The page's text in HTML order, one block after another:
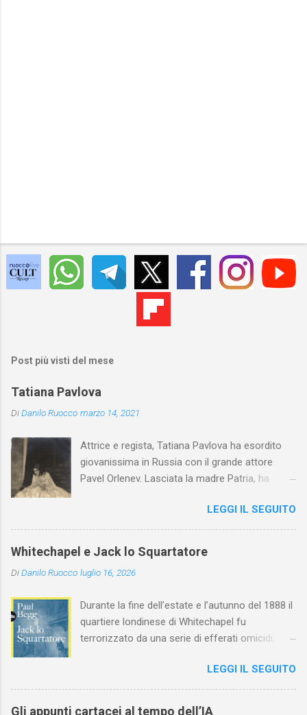
Post più visti del mese
Tatiana Pavlova
DiDanilo Ruocco marzo 14, 2021
Attrice e regista, Tatiana Pavlova ha esordito
giovanissima in Russia con il grande attore
Pavel Orlenev. Lasciata la madre Patria, ha
l'arte della Pavlova ha raggiunto la piena
maturità ed è stata in grado di rinnovare
profondamente l'attardato mondo teatrale
LEGGI IL SEGUITO
Whitechapel e Jack lo Squartatore
DiDanilo Ruocco luglio 16, 2026
Durante la fine dell’estate e l’autunno del 1888 il
quartiere londinese di Whitechapel fu
terrorizzato da una serie di efferati omicidi,
assassino ribattezzato Jack lo Squartatore la
cui identità, tutt’oggi, resta ignota. Paul Begg in
Jack lo Squartatore: la vera storia , edito da
LEGGI IL SEGUITO
Gli appunti cartacei al tempo dell’IA